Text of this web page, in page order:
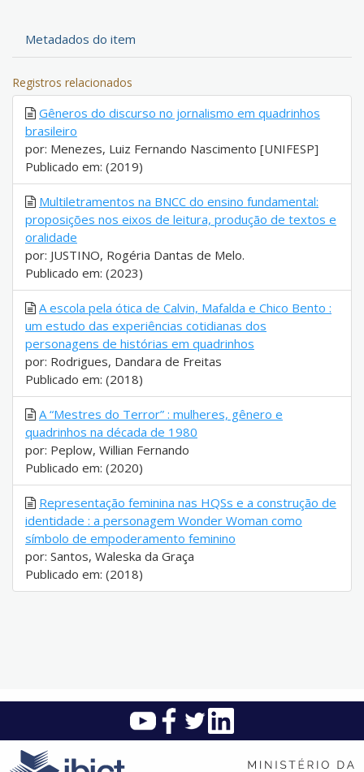
Metadados do item
Registros relacionados
Gêneros do discurso no jornalismo em quadrinhos
brasileiro
por: Menezes, Luiz Fernando Nascimento [UNIFESP]
Publicado em: (2019)
Multiletramentos na BNCC do ensino fundamental:
proposições nos eixos de leitura, produção de textos e
oralidade
por: JUSTINO, Rogéria Dantas de Melo.
Publicado em: (2023)
A escola pela ótica de Calvin, Mafalda e Chico Bento :
um estudo das experiências cotidianas dos
personagens de histórias em quadrinhos
por: Rodrigues, Dandara de Freitas
Publicado em: (2018)
A “Mestres do Terror” : mulheres, gênero e
quadrinhos na década de 1980
por: Peplow, Willian Fernando
Publicado em: (2020)
Representação feminina nas HQSs e a construção de
identidade : a personagem Wonder Woman como
símbolo de empoderamento feminino
por: Santos, Waleska da Graça
Publicado em: (2018)